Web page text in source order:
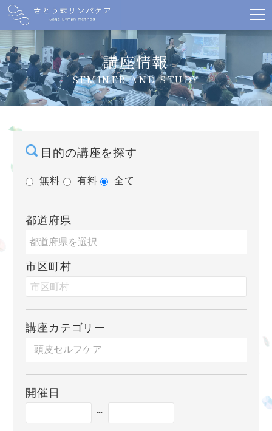
講座情報
SEMINER AND STUDY
目的の講座を探す
無料 有料 全て
都道府県
市区町村
講座カテゴリー
開催日
～